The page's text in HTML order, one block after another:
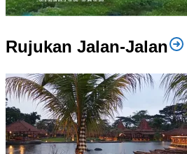
Rujukan Jalan-Jalan